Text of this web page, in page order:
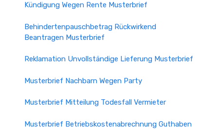
Kündigung Wegen Rente Musterbrief
Behindertenpauschbetrag Rückwirkend
Beantragen Musterbrief
Reklamation Unvollständige Lieferung Musterbrief
Musterbrief Nachbarn Wegen Party
Musterbrief Mitteilung Todesfall Vermieter
Musterbrief Betriebskostenabrechnung Guthaben